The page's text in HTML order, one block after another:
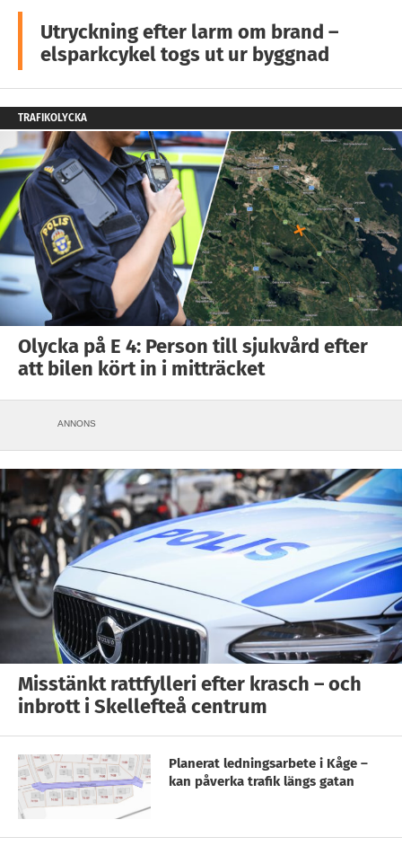
Utryckning efter larm om brand –
elsparkcykel togs ut ur byggnad
TRAFIKOLYCKA
Olycka på E 4: Person till sjukvård efter
att bilen kört in i mitträcket
ANNONS
Misstänkt rattfylleri efter krasch – och
inbrott i Skellefteå centrum
Planerat ledningsarbete i Kåge –
kan påverka trafik längs gatan